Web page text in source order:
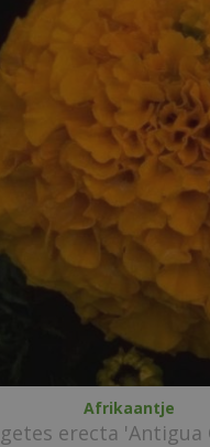
Afrikaantje
erecta 'Antigua